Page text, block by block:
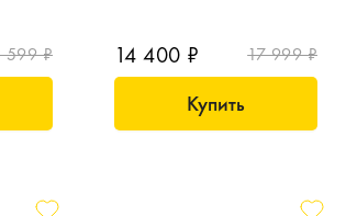
599 ₽ 14 400 ₽ 17 999 ₽
Купить